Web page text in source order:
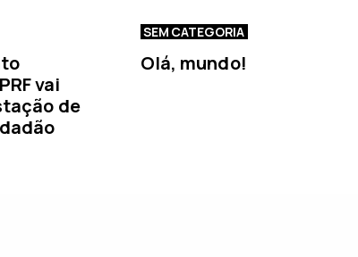
vai
de
SEM CATEGORIA
Olá, mundo!